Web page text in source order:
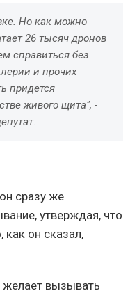
Но как можно
26 тысяч дронов
справиться без
и прочих
придется
живого щита", -
сразу же
утверждая, что
как он сказал,
вызывать